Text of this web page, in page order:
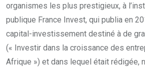
organismes les plus prestigieux, à
publique France Invest, qui publia en
capital-investissement destiné à de
(« Investir dans la croissance des
Afrique ») et dans lequel était rédigée,